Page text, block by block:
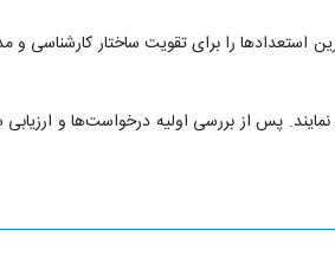
را برای تقویت ساختار کارشناسی و
پس از بررسی اولیه درخواست‌ها و ارزیابی